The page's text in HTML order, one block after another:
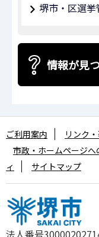
堺市・区選
情報が見
法人番号
ご利用案内 リンク
市政・ホームページ
ィ
サイトマップ